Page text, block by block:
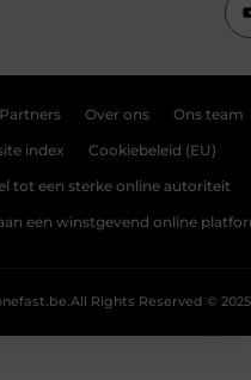
Partners Over ons Ons team
index Cookiebeleid (EU)
tot een sterke online autoriteit
een winstgevend online
All Rights Reserved © 2025